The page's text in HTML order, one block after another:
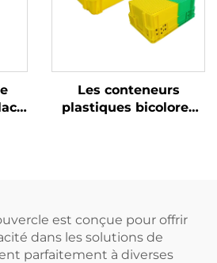
Les conteneurs
plastiques bicolores
est conçue pour offrir
dans les solutions de
parfaitement à diverses